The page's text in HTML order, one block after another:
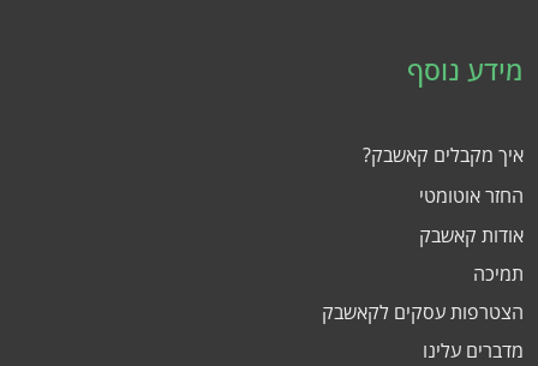
מידע נוסף
איך מקבלים קאשבק?
החזר אוטומטי
אודות קאשבק
תמיכה
הצטרפות עסקים לקאשבק
מדברים עלינו